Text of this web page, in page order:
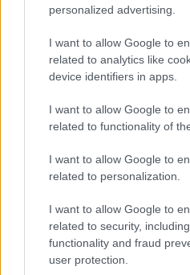
personalized advertising.
I want to allow Google to
related to analytics like
device identifiers in apps.
I want to allow Google to
related to functionality of
I want to allow Google to
related to personalization.
I want to allow Google to
related to security,
functionality and fraud
user protection.
BEST OF